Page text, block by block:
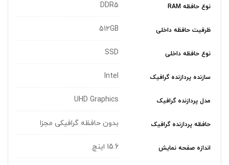
نوع حافظه RAM DDR5
ظرفیت حافظه داخلی 512GB
نوع حافظه داخلی SSD
سازنده پردازنده گرافیک Intel
مدل پردازنده گرافیک UHD Graphics
حافظه پردازنده گرافیک بدون حافظه گرافیکی مجزا
اندازه صفحه نمایش 15.6 اینچ